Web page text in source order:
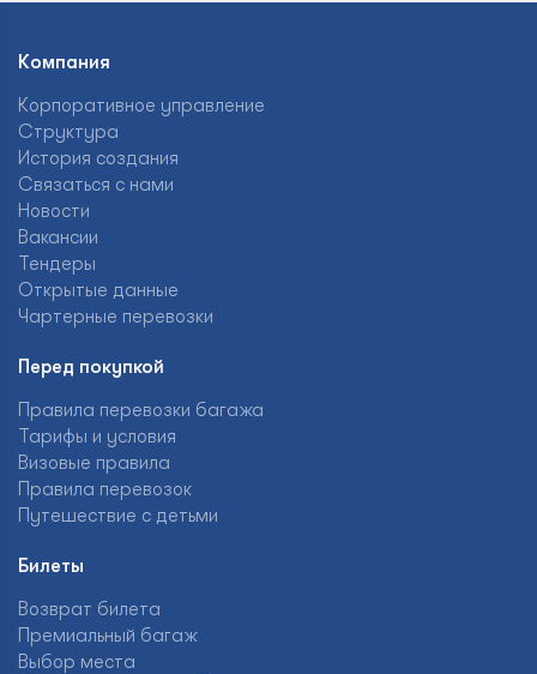
Компания
Корпоративное управление
Структура
История создания
Связаться с нами
Новости
Вакансии
Тендеры
Открытые данные
Чартерные перевозки
Перед покупкой
Правила перевозки багажа
Тарифы и условия
Визовые правила
Правила перевозок
Путешествие с детьми
Билеты
Возврат билета
Премиальный багаж
Выбор места